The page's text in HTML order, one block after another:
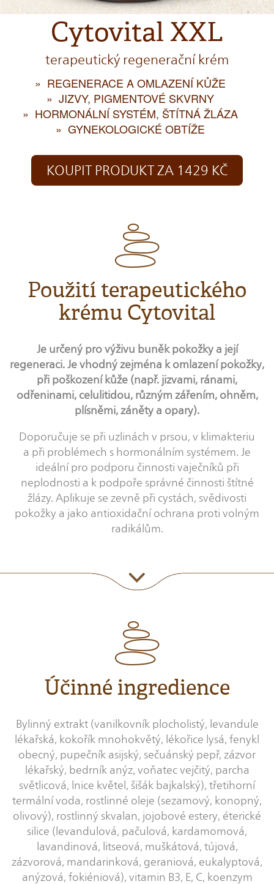
Cytovital XXL
terapeutický regenerační krém
REGENERACE A OMLAZENÍ KŮŽE
JIZVY, PIGMENTOVÉ SKVRNY
HORMONÁLNÍ SYSTÉM, ŠTÍTNÁ ŽLÁZA
GYNEKOLOGICKÉ OBTÍŽE
KOUPIT PRODUKT ZA 1429 KČ
Použití terapeutického
krému Cytovital
Je určený pro výživu buněk pokožky a její
regeneraci. Je vhodný zejména k omlazení pokožky,
při poškození kůže (např. jizvami, ránami,
odřeninami, celulitidou, různým zářením, ohněm,
plísněmi, záněty a opary).
Doporučuje se při uzlinách v prsou, v klimakteriu
a při problémech s hormonálním systémem. Je
ideální pro podporu činnosti vaječníků při
neplodnosti a k podpoře správné činnosti štítné
žlázy. Aplikuje se zevně při cystách, svědivosti
pokožky a jako antioxidační ochrana proti volným
radikálům.
Účinné ingredience
Bylinný extrakt (vanilkovník plocholistý, levandule
lékařská, kokořík mnohokvětý, lékořice lysá, fenykl
obecný, pupečník asijský, sečuánský pepř, zázvor
lékařský, bedrník anýz, voňatec vejčitý, parcha
světlicová, lnice květel, šišák bajkalský), třetihorní
termální voda, rostlinné oleje (sezamový, konopný,
olivový), rostlinný skvalan, jojobové estery, éterické
silice (levandulová, pačulová, kardamomová,
lavandinová, litseová, muškátová, tújová,
zázvorová, mandarinková, geraniová, eukalyptová,
anýzová, fokiéniová), vitamin B3, E, C, koenzym